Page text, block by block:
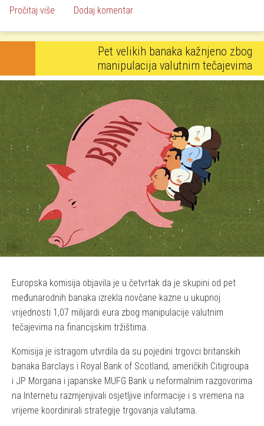
Pročitaj više o Američka koalicija priznala kako je ubila 1.300 civila u
Dodaj komentar
Pet velikih banaka kažnjeno zbog
manipulacija valutnim tečajevima
Europska komisija objavila je u četvrtak da je skupini od pet
međunarodnih banaka izrekla novčane kazne u ukupnoj
vrijednosti 1,07 milijardi eura zbog manipulacije valutnim
tečajevima na financijskim tržištima.
Komisija je istragom utvrdila da su pojedini trgovci britanskih
banaka Barclays i Royal Bank of Scotland, američkih Citigroupa
i JP Morgana i japanske MUFG Bank u neformalnim razgovorima
na Internetu razmjenjivali osjetljive informacije i s vremena na
vrijeme koordinirali strategije trgovanja valutama.